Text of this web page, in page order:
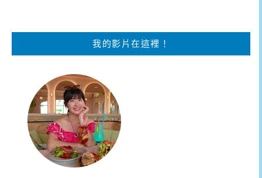
我的影片在這裡！